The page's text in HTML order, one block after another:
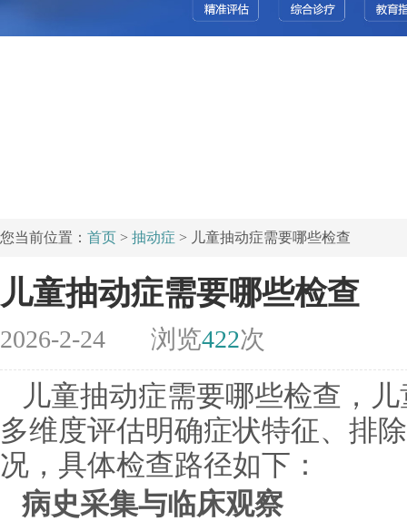
您当前位置： 首页 > 抽动症 > 儿童抽动症需要哪些检查
儿童抽动症需要哪些检查
2026-2-24 浏览422次
儿童抽动症需要哪些检查，
多维度评估明确症状特征、排
况，具体检查路径如下：
病史采集与临床观察